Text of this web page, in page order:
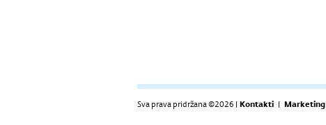
Sva prava pridržana ©2026 | Kontakti | Marketing